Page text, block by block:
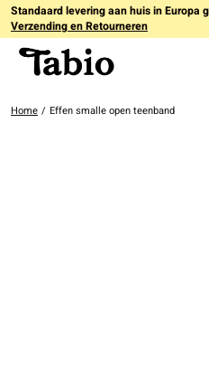
Standaard levering aan huis in Europa
Verzending en Retourneren
Home / Effen smalle open teenband